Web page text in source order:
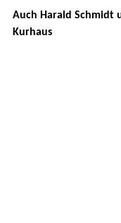
Auch Harald Schmidt
Kurhaus